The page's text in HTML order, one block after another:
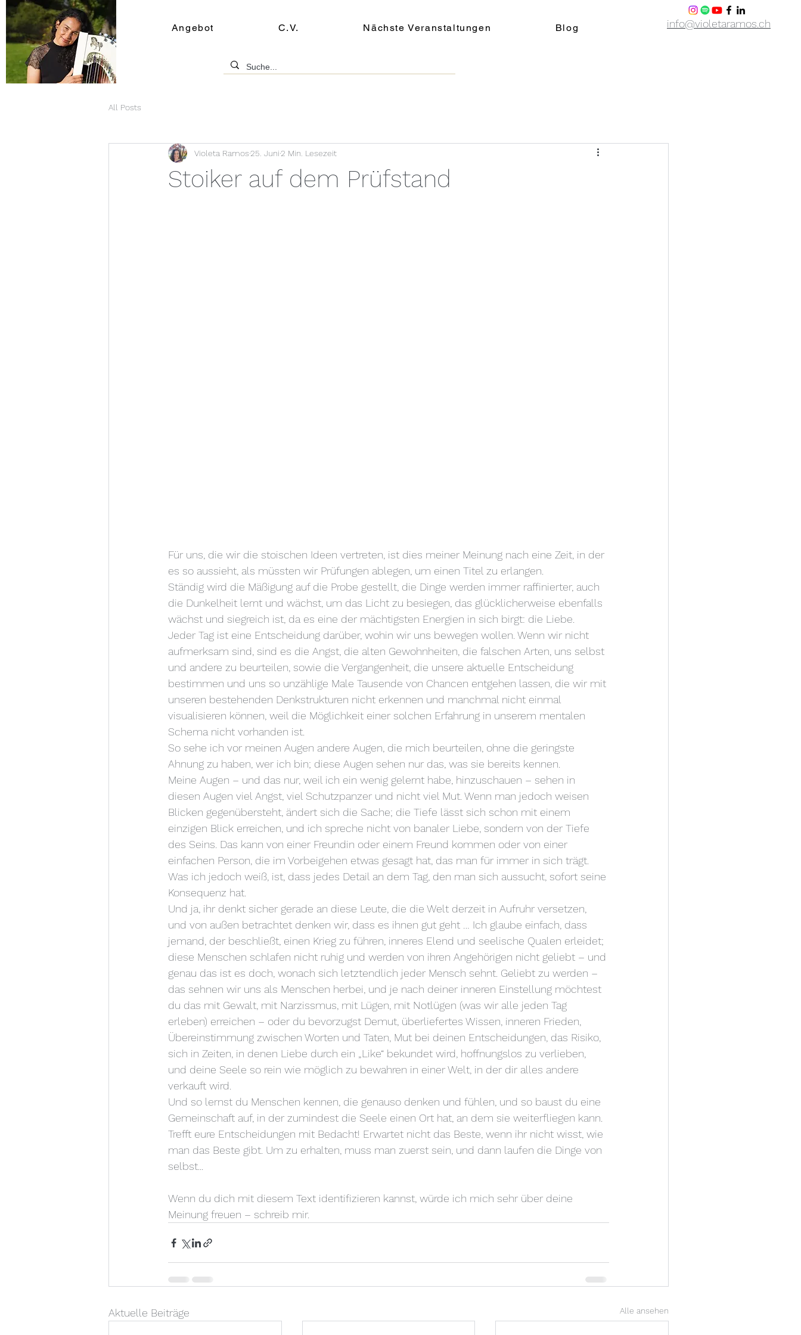
Angebot C.V. Nächste Veranstaltungen Blog info@violetaramos.ch
All Posts
Stoiker auf dem Prüfstand
Violeta Ramos25. Juni2 Min. Lesezeit
Für uns, die wir die stoischen Ideen vertreten, ist dies meiner Meinung nach eine Zeit, in der
es so aussieht, als müssten wir Prüfungen ablegen, um einen Titel zu erlangen.
Ständig wird die Mäßigung auf die Probe gestellt, die Dinge werden immer raffinierter, auch
die Dunkelheit lernt und wächst, um das Licht zu besiegen, das glücklicherweise ebenfalls
wächst und siegreich ist, da es eine der mächtigsten Energien in sich birgt: die Liebe.
Jeder Tag ist eine Entscheidung darüber, wohin wir uns bewegen wollen. Wenn wir nicht
aufmerksam sind, sind es die Angst, die alten Gewohnheiten, die falschen Arten, uns selbst
und andere zu beurteilen, sowie die Vergangenheit, die unsere aktuelle Entscheidung
bestimmen und uns so unzählige Male Tausende von Chancen entgehen lassen, die wir mit
unseren bestehenden Denkstrukturen nicht erkennen und manchmal nicht einmal
visualisieren können, weil die Möglichkeit einer solchen Erfahrung in unserem mentalen
Schema nicht vorhanden ist.
So sehe ich vor meinen Augen andere Augen, die mich beurteilen, ohne die geringste
Ahnung zu haben, wer ich bin; diese Augen sehen nur das, was sie bereits kennen.
Meine Augen – und das nur, weil ich ein wenig gelernt habe, hinzuschauen – sehen in
diesen Augen viel Angst, viel Schutzpanzer und nicht viel Mut. Wenn man jedoch weisen
Blicken gegenübersteht, ändert sich die Sache; die Tiefe lässt sich schon mit einem
einzigen Blick erreichen, und ich spreche nicht von banaler Liebe, sondern von der Tiefe
des Seins. Das kann von einer Freundin oder einem Freund kommen oder von einer
einfachen Person, die im Vorbeigehen etwas gesagt hat, das man für immer in sich trägt.
Was ich jedoch weiß, ist, dass jedes Detail an dem Tag, den man sich aussucht, sofort seine
Konsequenz hat.
Und ja, ihr denkt sicher gerade an diese Leute, die die Welt derzeit in Aufruhr versetzen,
und von außen betrachtet denken wir, dass es ihnen gut geht … Ich glaube einfach, dass
jemand, der beschließt, einen Krieg zu führen, inneres Elend und seelische Qualen erleidet;
diese Menschen schlafen nicht ruhig und werden von ihren Angehörigen nicht geliebt – und
genau das ist es doch, wonach sich letztendlich jeder Mensch sehnt. Geliebt zu werden –
das sehnen wir uns als Menschen herbei, und je nach deiner inneren Einstellung möchtest
du das mit Gewalt, mit Narzissmus, mit Lügen, mit Notlügen (was wir alle jeden Tag
erleben) erreichen – oder du bevorzugst Demut, überliefertes Wissen, inneren Frieden,
Übereinstimmung zwischen Worten und Taten, Mut bei deinen Entscheidungen, das Risiko,
sich in Zeiten, in denen Liebe durch ein „Like“ bekundet wird, hoffnungslos zu verlieben,
und deine Seele so rein wie möglich zu bewahren in einer Welt, in der dir alles andere
verkauft wird.
Und so lernst du Menschen kennen, die genauso denken und fühlen, und so baust du eine
Gemeinschaft auf, in der zumindest die Seele einen Ort hat, an dem sie weiterfliegen kann.
Trefft eure Entscheidungen mit Bedacht! Erwartet nicht das Beste, wenn ihr nicht wisst, wie
man das Beste gibt. Um zu erhalten, muss man zuerst sein, und dann laufen die Dinge von
selbst...
Wenn du dich mit diesem Text identifizieren kannst, würde ich mich sehr über deine
Meinung freuen – schreib mir.
Aktuelle Beiträge Alle ansehen